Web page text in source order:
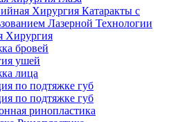
Хирургия Катаракты с
Лазерной Технологии
Хирургия
бровей
ушей
лица
по подтяжке губ
по подтяжке губ
ринопластика